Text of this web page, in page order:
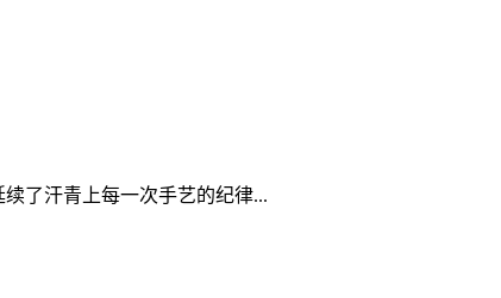
了汗青上每一次手艺的纪律...